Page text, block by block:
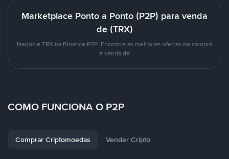
Marketplace Ponto a Ponto (P2P) para venda
de (TRX)
Negocie TRX na Binance P2P. Encontre as melhores ofertas de compra
e venda de
COMO FUNCIONA O P2P
Comprar Criptomoedas Vender Cripto